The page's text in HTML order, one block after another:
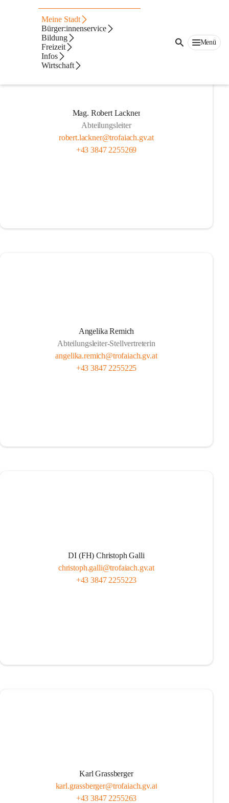
Meine Stadt
Bürger:innenservice
Bildung
Freizeit
Infos
Wirtschaft
Menü
Bauen
Mag. Robert Lackner
Abteilungsleiter
robert.lackner@trofaiach.gv.at
+43 3847 2255269
Angelika Remich
Abteilungsleiter-Stellvertreterin
angelika.remich@trofaiach.gv.at
+43 3847 2255225
DI (FH) Christoph Galli
christoph.galli@trofaiach.gv.at
+43 3847 2255223
Karl Grassberger
karl.grassberger@trofaiach.gv.at
+43 3847 2255263